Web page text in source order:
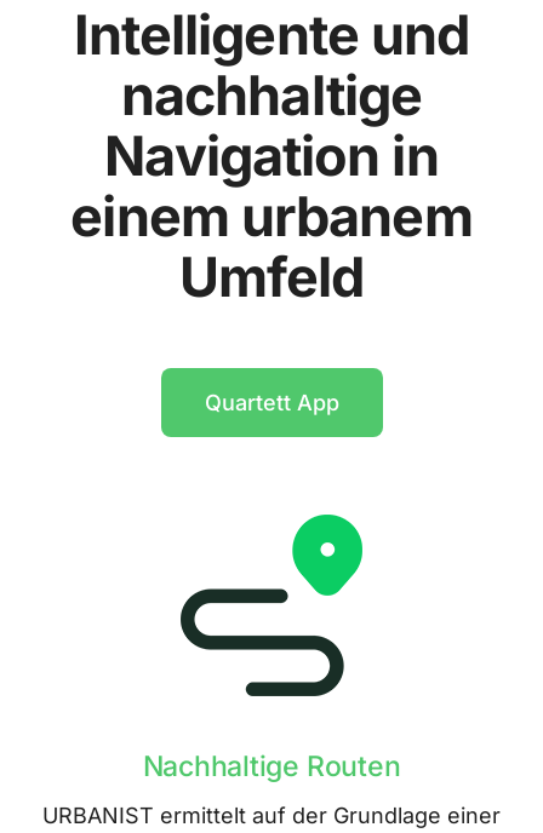
Intelligente und
nachhaltige
Navigation in
einem urbanem
Umfeld
Quartett App
Nachhaltige Routen
URBANIST ermittelt auf der Grundlage einer